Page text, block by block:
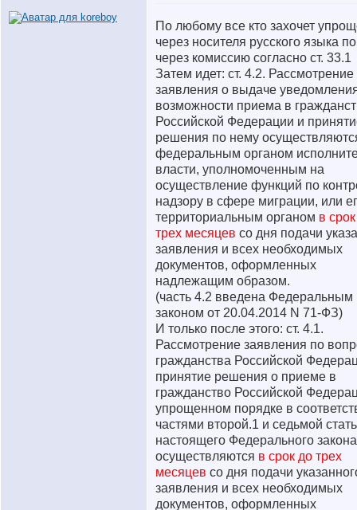
По любому все кто захочет
через носителя русского языка
через комиссию согласно ст. 33.1
Затем идет: ст. 4.2. Рассмотрение
заявления о выдаче
возможности приема в
Российской Федерации и
решения по нему
федеральным органом
власти, уполномоченным на
осуществление функций по
надзору в сфере миграции, или
территориальным органом в
трех месяцев со дня подачи
заявления и всех необходимых
документов, оформленных
надлежащим образом.
(часть 4.2 введена Федеральным
законом от 20.04.2014 N 71-ФЗ)
И только после этого: ст. 4.1.
Рассмотрение заявления по
гражданства Российской
принятие решения о приеме в
гражданство Российской
упрощенном порядке в
частями второй.1 и седьмой
настоящего Федерального закона
осуществляются в срок до трех
месяцев со дня подачи
заявления и всех необходимых
документов, оформленных